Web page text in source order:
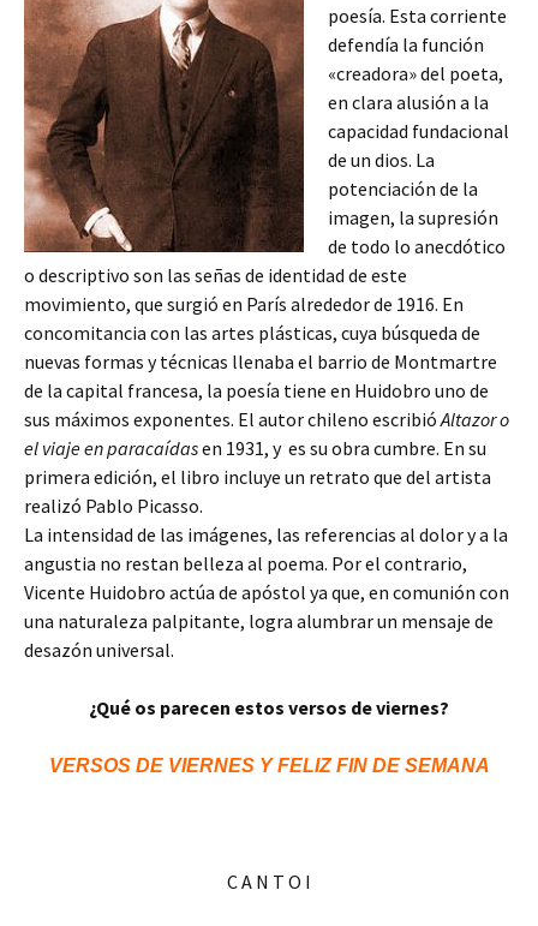
poesía. Esta corriente
defendía la función
«creadora» del poeta,
en clara alusión a la
capacidad fundacional
de un dios. La
potenciación de la
imagen, la supresión
de todo lo anecdótico
o descriptivo son las señas de identidad de este
movimiento, que surgió en París alrededor de 1916. En
concomitancia con las artes plásticas, cuya búsqueda de
nuevas formas y técnicas llenaba el barrio de Montmartre
de la capital francesa, la poesía tiene en Huidobro uno de
sus máximos exponentes. El autor chileno escribióAltazor o
el viaje en paracaídasen 1931, y es su obra cumbre. En su
primera edición, el libro incluye un retrato que del artista
realizó Pablo Picasso.
La intensidad de las imágenes, las referencias al dolor y a la
angustia no restan belleza al poema. Por el contrario,
Vicente Huidobro actúa de apóstol ya que, en comunión con
una naturaleza palpitante, logra alumbrar un mensaje de
desazón universal.
¿Qué os parecen estos versos de viernes?
VERSOS DE VIERNES Y FELIZ FIN DE SEMANA
C A N T O I